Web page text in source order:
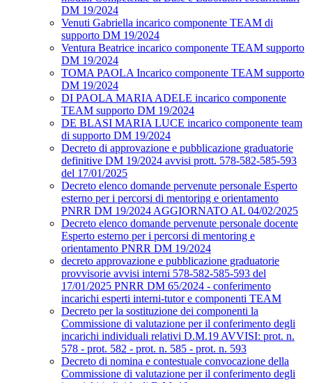
DM 19/2024
Venuti Gabriella incarico componente TEAM di
supporto DM 19/2024
Ventura Beatrice incarico componente TEAM supporto
DM 19/2024
TOMA PAOLA Incarico componente TEAM supporto
DM 19/2024
DI PAOLA MARIA ADELE incarico componente
TEAM supporto DM 19/2024
DE BLASI MARIA LUCE incarico componente team
di supporto DM 19/2024
Decreto di approvazione e pubblicazione graduatorie
definitive DM 19/2024 avvisi prott. 578-582-585-593
del 17/01/2025
Decreto elenco domande pervenute personale Esperto
esterno per i percorsi di mentoring e orientamento
PNRR DM 19/2024 AGGIORNATO AL 04/02/2025
Decreto elenco domande pervenute personale docente
Esperto esterno per i percorsi di mentoring e
orientamento PNRR DM 19/2024
decreto approvazione e pubblicazione graduatorie
provvisorie avvisi interni 578-582-585-593 del
17/01/2025 PNRR DM 65/2024 - conferimento
incarichi esperti interni-tutor e componenti TEAM
Decreto per la sostituzione dei componenti la
Commissione di valutazione per il conferimento degli
incarichi individuali relativi D.M.19 AVVISI: prot. n.
578 - prot. 582 - prot. n. 585 - prot. n. 593
Decreto di nomina e contestuale convocazione della
Commissione di valutazione per il conferimento degli